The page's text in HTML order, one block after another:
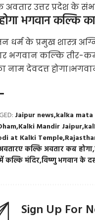
उत्तर प्रदेश के
भगवान कल्कि
धर्म के प्रमुख शास्त्र
भगवान कल्कि तीर-
नाम देवदत्त
Jaipur news kalka
Kalki Mandir Jaipur
at Kalki Temple
कल्कि अवतार कब होगा
कल्कि मंदिरविष्णु भगवान के
Sign Up For